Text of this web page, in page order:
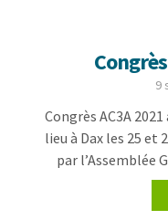
9
Congrès AC3A 2021
lieu à Dax les 25 et
par l’Assemblée